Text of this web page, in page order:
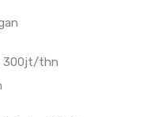
300jt/thn